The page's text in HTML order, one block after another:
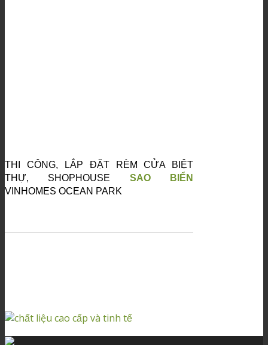
THI CÔNG, LẮP ĐẶT RÈM CỬA BIỆT
THỰ, SHOPHOUSE SAO BIỂN
VINHOMES OCEAN PARK